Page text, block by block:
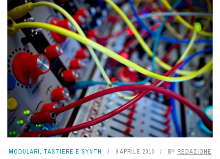
MODULARI, TASTIERE E SYNTH 9 APRILE 2016 BY REDAZIONE